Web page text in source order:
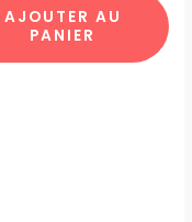
AJOUTER AU
PANIER